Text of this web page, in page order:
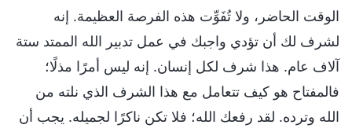
الوقت الحاضر، ولا تُفَوِّت هذه الفرصة العظيمة. إنه
لشرف لك أن تؤدي واجبك في عمل تدبير الله الممتد ستة
آلاف عام. هذا شرف لكل إنسان. إنه ليس أمرًا مذلًا؛
فالمفتاح هو كيف تتعامل مع هذا الشرف الذي نلته من
الله وترده. لقد رفعك الله؛ فلا تكن ناكرًا لجميله. يجب أن